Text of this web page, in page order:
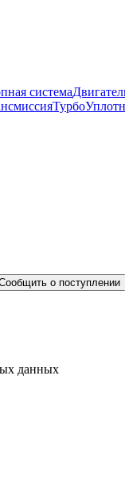
система
Турбо
о поступлении
данных